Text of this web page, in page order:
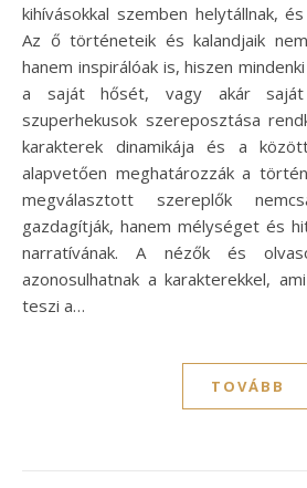
kihívásokkal szemben helytállnak,
Az ő történeteik és kalandjaik
hanem inspirálóak is, hiszen
a saját hősét, vagy akár
szuperhekusok szereposztása
karakterek dinamikája és a
alapvetően meghatározzák a
megválasztott szereplők
gazdagítják, hanem mélységet és
narratívának. A nézők és
azonosulhatnak a karakterekkel,
teszi a…
TOVÁBB